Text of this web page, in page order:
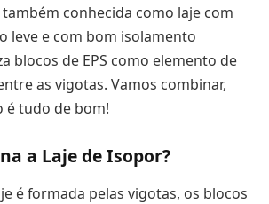
também conhecida como laje com
leve e com bom isolamento
blocos de EPS como elemento de
as vigotas. Vamos combinar,
tudo de bom!
a Laje de Isopor?
é formada pelas vigotas, os blocos